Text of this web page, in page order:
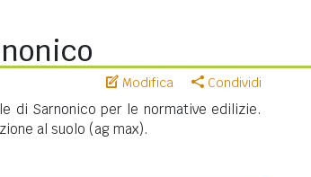
Modifica Condividi
di Sarnonico per le normative edilizie.
al suolo (ag max).